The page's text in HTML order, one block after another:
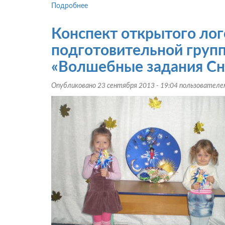
Подробнее
по
развитию
речи
детей
нарушениями
зрения:
планета
Земля»
Конспект открытого
подготовительной
«Волшебные задания
Опубликовано 23 сентября 2013 - 19:04